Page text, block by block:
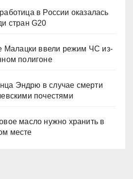
в России оказалась
стран G20
Малацки ввели режим ЧС из-
полигоне
Эндрю в случае смерти
почестями
масло нужно хранить в
месте